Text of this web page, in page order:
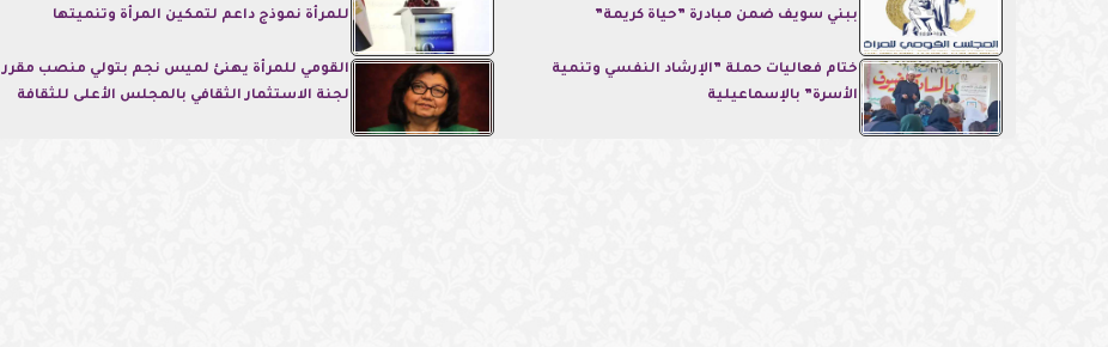
ببني سويف ضمن مبادرة ”حياة كريمة”
للمرأة نموذج داعم لتمكين المرأة وتنميتها
ختام فعاليات حملة ”الإرشاد النفسي وتنمية
الأسرة” بالإسماعيلية
القومي للمرأة يهنئ لميس نجم بتولي منصب مقرر
لجنة الاستثمار الثقافي بالمجلس الأعلى للثقافة